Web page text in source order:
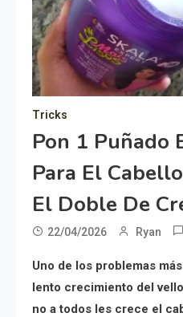
Tricks
Pon 1 Puñado
Para El
El Doble De
22/04/2026 Ryan
Uno de los problemas
lento crecimiento del
no a todos les crece el